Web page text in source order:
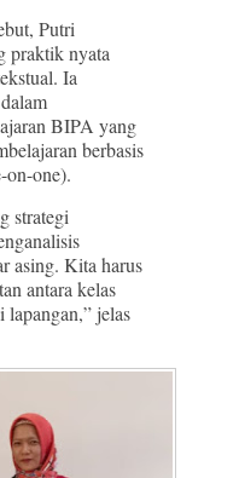
Putri
praktik nyata
Ia
BIPA yang
berbasis
on-one).
strategi
asing. Kita harus
antara kelas
lapangan,” jelas